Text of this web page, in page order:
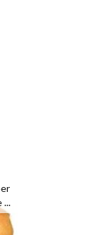
...